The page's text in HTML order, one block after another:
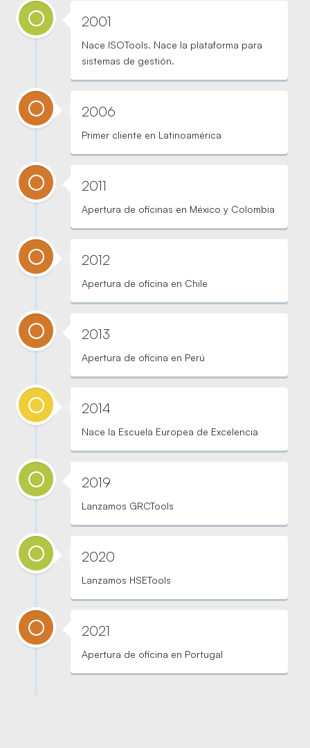
2001
Nace ISOTools. Nace la plataforma para
sistemas de gestión.
2006
Primer cliente en Latinoamérica
2011
Apertura de oficinas en México y Colombia
2012
Apertura de oficina en Chile
2013
Apertura de oficina en Perú
2014
Nace la Escuela Europea de Excelencia
2019
Lanzamos GRCTools
2020
Lanzamos HSETools
2021
Apertura de oficina en Portugal